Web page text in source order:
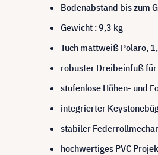
Bodenabstand bis zum
Gewicht : 9,3 kg
Tuch mattweiß Polaro,
robuster Dreibeinfuß für
stufenlose Höhen- und
integrierter
stabiler
hochwertiges PVC